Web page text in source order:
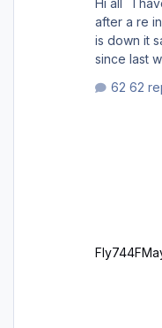
Hi all I have been trying to download PFPX
after a re
is down it
since last
support
62
Fly744F